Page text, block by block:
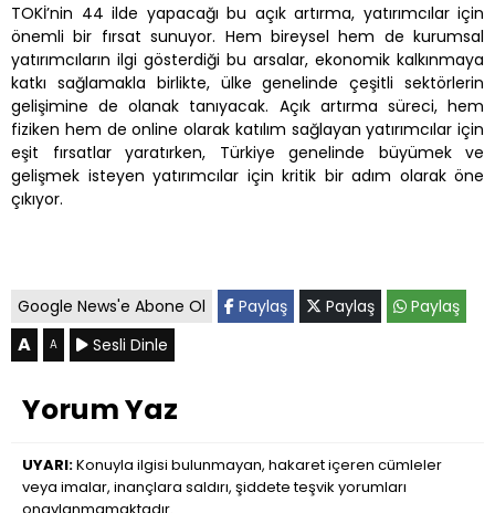
TOKİ’nin 44 ilde yapacağı bu açık artırma, yatırımcılar için
önemli bir fırsat sunuyor. Hem bireysel hem de kurumsal
yatırımcıların ilgi gösterdiği bu arsalar, ekonomik kalkınmaya
katkı sağlamakla birlikte, ülke genelinde çeşitli sektörlerin
gelişimine de olanak tanıyacak. Açık artırma süreci, hem
fiziken hem de online olarak katılım sağlayan yatırımcılar için
eşit fırsatlar yaratırken, Türkiye genelinde büyümek ve
gelişmek isteyen yatırımcılar için kritik bir adım olarak öne
çıkıyor.
Google News'e Abone Ol Paylaş Paylaş Paylaş
A A Sesli Dinle
Yorum Yaz
UYARI:Konuyla ilgisi bulunmayan, hakaret içeren cümleler
veya imalar, inançlara saldırı, şiddete teşvik yorumları
onaylanmamaktadır.